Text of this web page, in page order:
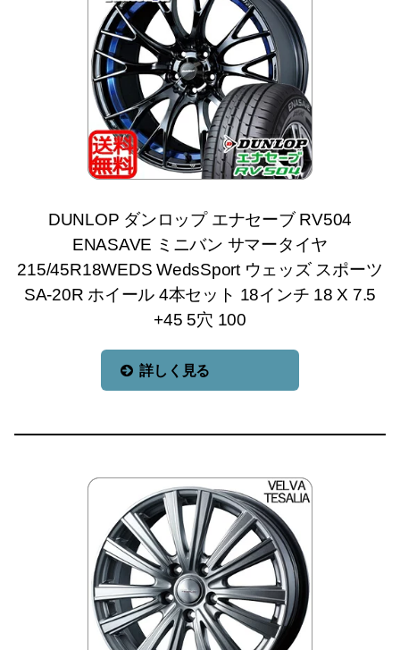
DUNLOP ダンロップ エナセーブ RV504
ENASAVE ミニバン サマータイヤ
215/45R18WEDS WedsSport ウェッズ スポーツ
SA-20R ホイール 4本セット 18インチ 18 X 7.5
+45 5穴 100
詳しく見る